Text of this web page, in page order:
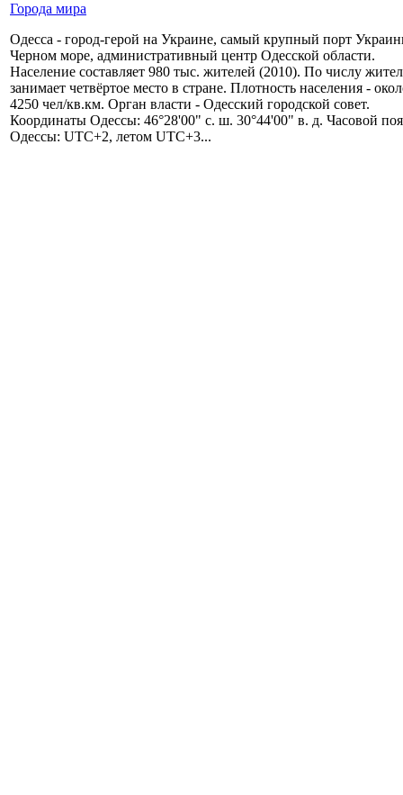
Города мира
Одесса - город-герой на Украине, самый крупный порт
Черном море, административный центр Одесской области.
Население составляет 980 тыс. жителей (2010). По числу
занимает четвёртое место в стране. Плотность населения -
4250 чел/кв.км. Орган власти - Одесский городской совет.
Координаты Одессы: 46°28'00" с. ш. 30°44'00" в. д. Часовой
Одессы: UTC+2, летом UTC+3...